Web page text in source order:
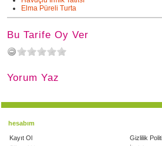
Elma Püreli Turta
Bu Tarife Oy Ver
Yorum Yaz
hesabım
Kayıt Ol
Gizlilik